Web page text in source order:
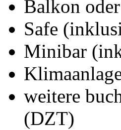
Balkon oder
Safe
Minibar
weitere
(DZT)